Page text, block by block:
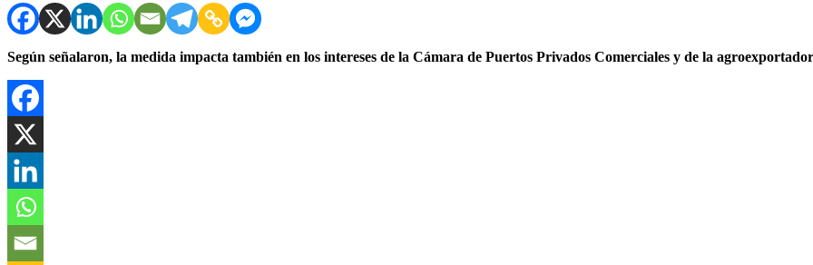
Según señalaron, la medida impacta también en los intereses de la Cámara de Puertos Privados Comerciales y de la